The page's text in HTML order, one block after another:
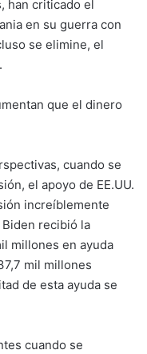
han criticado el
en su guerra con
se elimine, el
que el dinero
cuando se
el apoyo de EE.UU.
increíblemente
recibió la
millones en ayuda
mil millones
de esta ayuda se
cuando se